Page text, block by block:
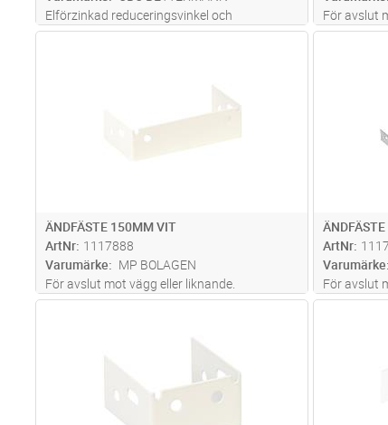
Elförzinkad reduceringsvinkel och
avslutningsplåt för kabelrännor med sidhöjd
För avslut
ÄNDFÄSTE 150MM VIT
ArtNr 1117888
Varumärke
MP BOLAGEN
För avslut mot vägg eller liknande.
ArtNr
Varumärke
För avslut